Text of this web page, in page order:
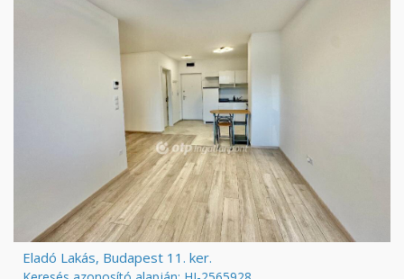
Eladó Lakás, Budapest 11. ker.